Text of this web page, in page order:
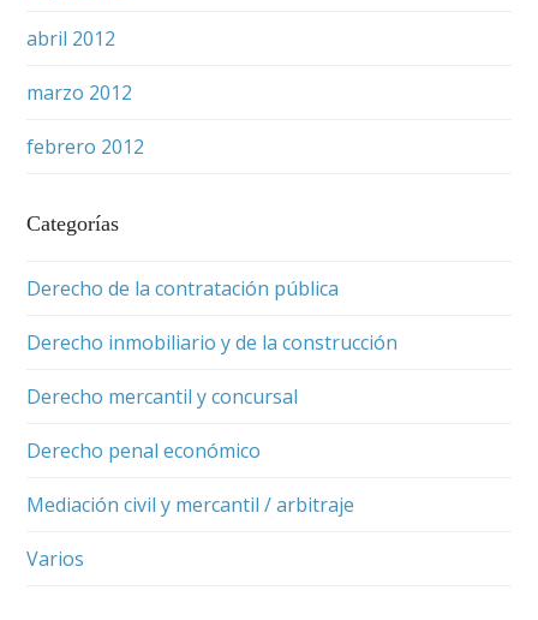
abril 2012
marzo 2012
febrero 2012
Categorías
Derecho de la contratación pública
Derecho inmobiliario y de la construcción
Derecho mercantil y concursal
Derecho penal económico
Mediación civil y mercantil / arbitraje
Varios